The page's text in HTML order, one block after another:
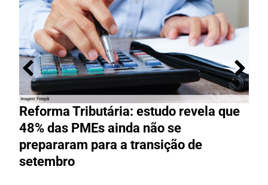
Reforma Tributária: estudo revela que
48% das PMEs ainda não se
prepararam para a transição de
setembro